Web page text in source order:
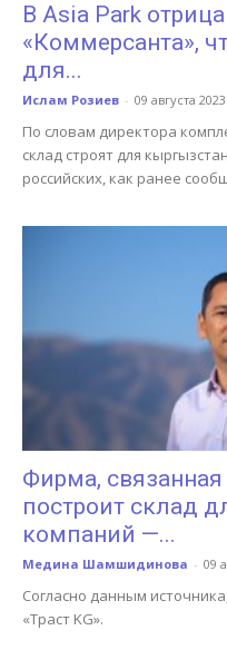
В Asia Park
«Коммерсанта»,
для...
Ислам Розиев - 09 августа 2023
По словам директора
склад строят для
российских, как ранее
Фирма,
построит склад
компаний —...
Медина Шамшидинова - 09
Согласно данным
«Траст KG».